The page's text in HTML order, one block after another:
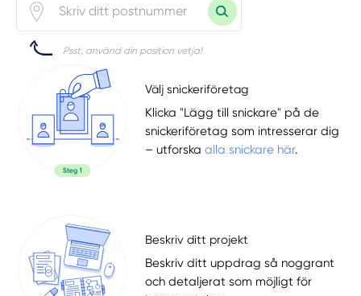
Psst, använd din position vetja!
Välj snickeriföretag
Klicka "Lägg till snickare" på de
snickeriföretag som intresserar dig
– utforskaalla snickare här.
Beskriv ditt projekt
Beskriv ditt uppdrag så noggrant
och detaljerat som möjligt för